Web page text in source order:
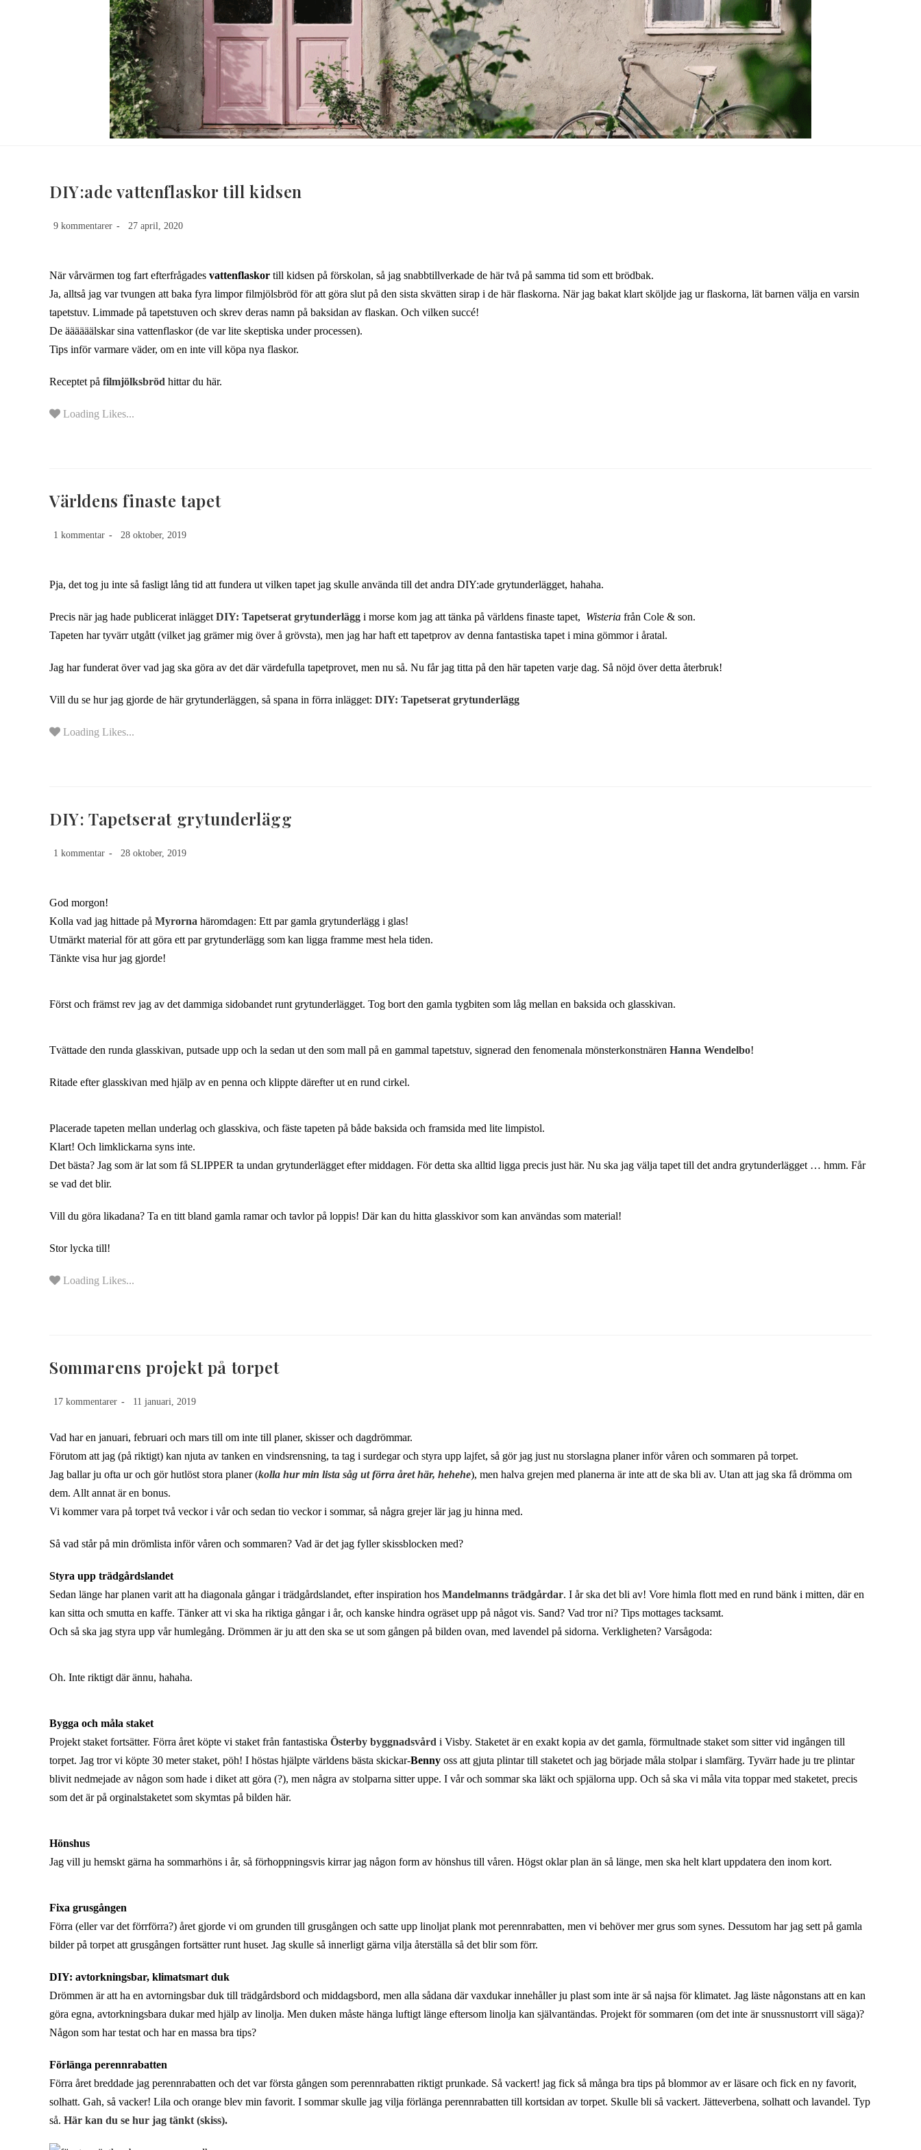
DIY:ade vattenflaskor till kidsen
9 kommentarer 27 april, 2020
När vårvärmen tog fart efterfrågades vattenflaskor till kidsen på förskolan, så jag snabbtillverkade de här två på samma tid som ett brödbak.
Ja, alltså jag var tvungen att baka fyra limpor filmjölsbröd för att göra slut på den sista skvätten sirap i de här flaskorna. När jag bakat klart sköljde jag ur flaskorna, lät barnen välja en varsin
tapetstuv. Limmade på tapetstuven och skrev deras namn på baksidan av flaskan. Och vilken succé!
De äääääälskar sina vattenflaskor (de var lite skeptiska under processen).
Tips inför varmare väder, om en inte vill köpa nya flaskor.
Receptet på filmjölksbröd hittar du här.
Loading Likes...
Världens finaste tapet
1 kommentar 28 oktober, 2019
Pja, det tog ju inte så fasligt lång tid att fundera ut vilken tapet jag skulle använda till det andra DIY:ade grytunderlägget, hahaha.
Precis när jag hade publicerat inlägget DIY: Tapetserat grytunderlägg i morse kom jag att tänka på världens finaste tapet, Wisteria från Cole & son.
Tapeten har tyvärr utgått (vilket jag grämer mig över å grövsta), men jag har haft ett tapetprov av denna fantastiska tapet i mina gömmor i åratal.
Jag har funderat över vad jag ska göra av det där värdefulla tapetprovet, men nu så. Nu får jag titta på den här tapeten varje dag. Så nöjd över detta återbruk!
Vill du se hur jag gjorde de här grytunderläggen, så spana in förra inlägget: DIY: Tapetserat grytunderlägg
Loading Likes...
DIY: Tapetserat grytunderlägg
1 kommentar 28 oktober, 2019
God morgon!
Kolla vad jag hittade på Myrorna häromdagen: Ett par gamla grytunderlägg i glas!
Utmärkt material för att göra ett par grytunderlägg som kan ligga framme mest hela tiden.
Tänkte visa hur jag gjorde!
Först och främst rev jag av det dammiga sidobandet runt grytunderlägget. Tog bort den gamla tygbiten som låg mellan en baksida och glasskivan.
Tvättade den runda glasskivan, putsade upp och la sedan ut den som mall på en gammal tapetstuv, signerad den fenomenala mönsterkonstnären Hanna Wendelbo!
Ritade efter glasskivan med hjälp av en penna och klippte därefter ut en rund cirkel.
Placerade tapeten mellan underlag och glasskiva, och fäste tapeten på både baksida och framsida med lite limpistol.
Klart! Och limklickarna syns inte.
Det bästa? Jag som är lat som få SLIPPER ta undan grytunderlägget efter middagen. För detta ska alltid ligga precis just här. Nu ska jag välja tapet till det andra grytunderlägget … hmm. Får
se vad det blir.
Vill du göra likadana? Ta en titt bland gamla ramar och tavlor på loppis! Där kan du hitta glasskivor som kan användas som material!
Stor lycka till!
Loading Likes...
Sommarens projekt på torpet
17 kommentarer 11 januari, 2019
Vad har en januari, februari och mars till om inte till planer, skisser och dagdrömmar.
Förutom att jag (på riktigt) kan njuta av tanken en vindsrensning, ta tag i surdegar och styra upp lajfet, så gör jag just nu storslagna planer inför våren och sommaren på torpet.
Jag ballar ju ofta ur och gör hutlöst stora planer (kolla hur min lista såg ut förra året här, hehehe), men halva grejen med planerna är inte att de ska bli av. Utan att jag ska få drömma om
dem. Allt annat är en bonus.
Vi kommer vara på torpet två veckor i vår och sedan tio veckor i sommar, så några grejer lär jag ju hinna med.
Så vad står på min drömlista inför våren och sommaren? Vad är det jag fyller skissblocken med?
Styra upp trädgårdslandet
Sedan länge har planen varit att ha diagonala gångar i trädgårdslandet, efter inspiration hos Mandelmanns trädgårdar. I år ska det bli av! Vore himla flott med en rund bänk i mitten, där en
kan sitta och smutta en kaffe. Tänker att vi ska ha riktiga gångar i år, och kanske hindra ogräset upp på något vis. Sand? Vad tror ni? Tips mottages tacksamt.
Och så ska jag styra upp vår humlegång. Drömmen är ju att den ska se ut som gången på bilden ovan, med lavendel på sidorna. Verkligheten? Varsågoda:
Oh. Inte riktigt där ännu, hahaha.
Bygga och måla staket
Projekt staket fortsätter. Förra året köpte vi staket från fantastiska Österby byggnadsvård i Visby. Staketet är en exakt kopia av det gamla, förmultnade staket som sitter vid ingången till
torpet. Jag tror vi köpte 30 meter staket, pöh! I höstas hjälpte världens bästa skickar-Benny oss att gjuta plintar till staketet och jag började måla stolpar i slamfärg. Tyvärr hade ju tre plintar
blivit nedmejade av någon som hade i diket att göra (?), men några av stolparna sitter uppe. I vår och sommar ska läkt och spjälorna upp. Och så ska vi måla vita toppar med staketet, precis
som det är på orginalstaketet som skymtas på bilden här.
Hönshus
Jag vill ju hemskt gärna ha sommarhöns i år, så förhoppningsvis kirrar jag någon form av hönshus till våren. Högst oklar plan än så länge, men ska helt klart uppdatera den inom kort.
Fixa grusgången
Förra (eller var det förrförra?) året gjorde vi om grunden till grusgången och satte upp linoljat plank mot perennrabatten, men vi behöver mer grus som synes. Dessutom har jag sett på gamla
bilder på torpet att grusgången fortsätter runt huset. Jag skulle så innerligt gärna vilja återställa så det blir som förr.
DIY: avtorkningsbar, klimatsmart duk
Drömmen är att ha en avtorningsbar duk till trädgårdsbord och middagsbord, men alla sådana där vaxdukar innehåller ju plast som inte är så najsa för klimatet. Jag läste någonstans att en kan
göra egna, avtorkningsbara dukar med hjälp av linolja. Men duken måste hänga luftigt länge eftersom linolja kan självantändas. Projekt för sommaren (om det inte är snussnustorrt vill säga)?
Någon som har testat och har en massa bra tips?
Förlänga perennrabatten
Förra året breddade jag perennrabatten och det var första gången som perennrabatten riktigt prunkade. Så vackert! jag fick så många bra tips på blommor av er läsare och fick en ny favorit,
solhatt. Gah, så vacker! Lila och orange blev min favorit. I sommar skulle jag vilja förlänga perennrabatten till kortsidan av torpet. Skulle bli så vackert. Jätteverbena, solhatt och lavandel. Typ
så. Här kan du se hur jag tänkt (skiss).